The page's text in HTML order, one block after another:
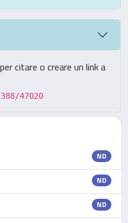
citare o creare un link a
47020
ND
ND
ND